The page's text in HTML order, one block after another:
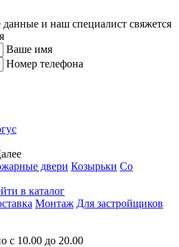
данные и наш специалист свяжется
Ваше имя
Номер телефона
двери Козырьки Со
Монтаж Для застройщиков
с 10.00 до 20.00